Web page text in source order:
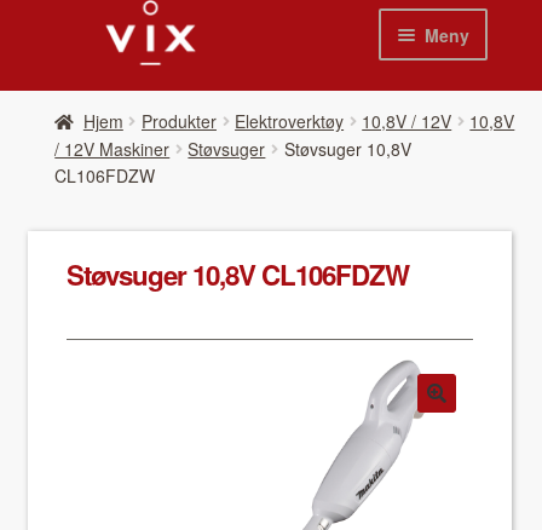
Hopp
til
navigasjon
Hopp
til
innhold
Meny
Hjem
Pro­duk­ter
Nyheter
Se kat­a­loger
Video
Hjem Pro­duk­ter Elektroverktøy 10,8V / 12V
10,8V
/ 12V Maskiner
Støvsuger
Støv­sug­er 10,8V
CL106FDZW
Støv­sug­er 10,8V CL106FDZW